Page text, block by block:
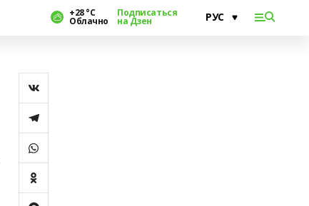
+28 °С
Облачно
Подписаться
на Дзен